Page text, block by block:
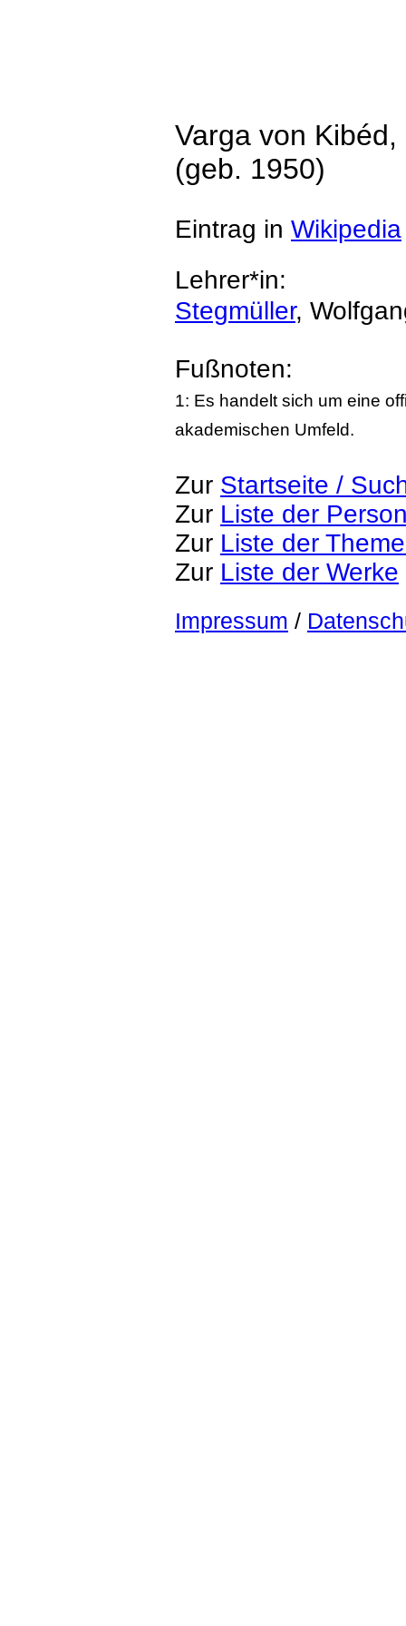
Varga von
(geb. 1950)
Eintrag in Wikipedia
Lehrer*in:
Stegmüller,
Fußnoten:
1: Es handelt sich um eine
akademischen Umfeld.
Zur Startseite /
Zur Liste der
Zur Liste der
Zur Liste der Werke
Impressum /